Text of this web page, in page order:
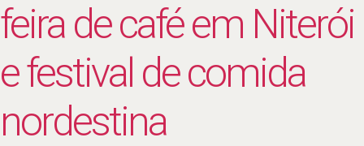
feira de café em Niterói
e festival de comida
nordestina